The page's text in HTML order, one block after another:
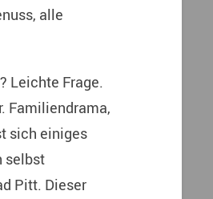
alle
Leichte Frage.
Familiendrama,
sich einiges
selbst
Pitt. Dieser